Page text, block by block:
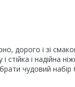
дорого і зі
стійка і надійна
чудовий набір